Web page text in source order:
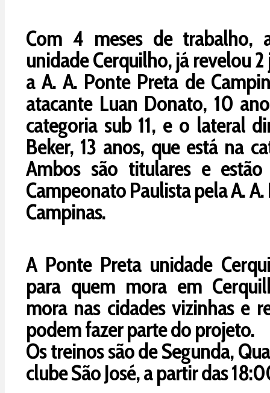
Com 4 meses de trabalho,
unidade Cerquilho, já revelou
a A. A. Ponte Preta de
atacante Luan Donato, 10
categoria sub 11, e o lateral
Beker, 13 anos, que está na
Ambos são titulares e
Campeonato Paulista pela A.
Campinas.
A Ponte Preta unidade
para quem mora em
mora nas cidades vizinhas e
podem fazer parte do projeto.
Os treinos são de Segunda,
clube São José, a partir das